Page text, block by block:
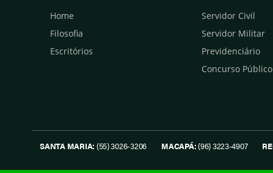
Home
Filosofia
Escritórios
Servidor Civil
Servidor Militar
Previdenciário
Concurso Público
SANTA MARIA: (55) 3026-3206 MACAPÁ:(96) 3223-4907